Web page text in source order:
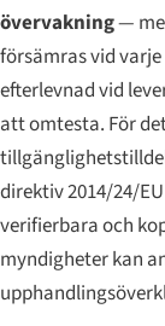
övervakning—
försämras vid
efterlevnad vid
att omtesta. För
direktiv 2014/24/
verifierbara och
myndigheter kan